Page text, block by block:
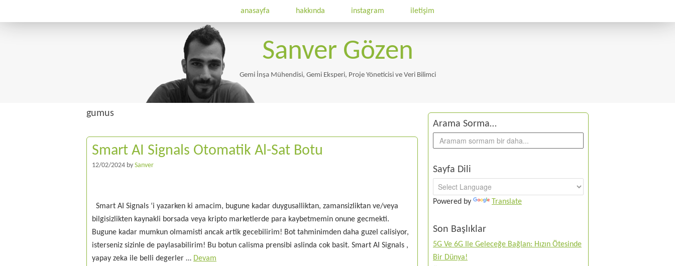
anasayfa hakkında instagram iletişim
Sanver Gözen
Gemi İnşa Mühendisi, Gemi Eksperi, Proje Yöneticisi ve Veri Bilimci
gumus
Smart AI Signals Otomatik Al-Sat Botu
12/02/2024 by Sanver
Smart AI Signals ‘i yazarken ki amacim, bugune kadar duygusalliktan, zamansizliktan ve/veya
bilgisizlikten kaynakli borsada veya kripto marketlerde para kaybetmemin onune gecmekti.
Bugune kadar mumkun olmamisti ancak artik gecebilirim! Bot tahminimden daha guzel calisiyor,
isterseniz sizinle de paylasabilirim! Bu botun calisma prensibi aslinda cok basit. Smart AI Signals ,
yapay zeka ile belli degerler … Devam
Arama Sorma…
Sayfa Dili
Powered by Translate
Son Başlıklar
5G Ve 6G Ile Geleceğe Bağlan: Hızın Ötesinde
Bir Dünya!